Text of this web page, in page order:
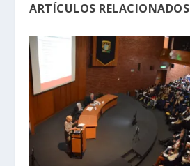
ARTÍCULOS RELACIONADOS